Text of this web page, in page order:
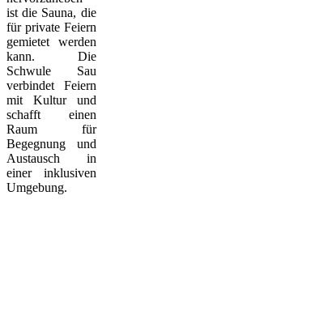
ist die Sauna, die
für private Feiern
gemietet werden
kann. Die
Schwule Sau
verbindet Feiern
mit Kultur und
schafft einen
Raum für
Begegnung und
Austausch in
einer inklusiven
Umgebung.